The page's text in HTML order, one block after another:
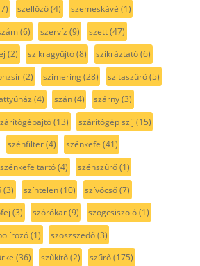
szellőző(4) szemeskávé (1)
(6) szervíz (9) szett(47)
(2) szikragyűjtó(8) szikráztató(6)
(2) szimering(28) szitaszűrő(5)
(4) szán(4) szárny(3)
(13) szárítógép szíj (15)
szénfilter(4) szénkefe (41)
szénkefe tartó(4) szénszűrő(1)
(3) színtelen(10) szívócső(7)
(3) szórókar(9) szögcsiszoló(1)
(1) szöszszedő(3)
(36) szűkítő(2) szűrő(175)